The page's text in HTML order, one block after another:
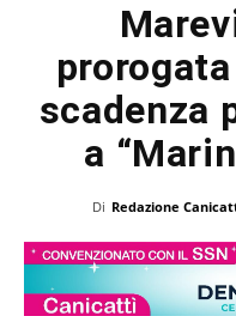
scadenza
a
Di Redazione